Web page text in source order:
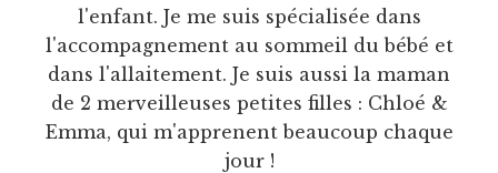
l'enfant. Je me suis spécialisée dans
l'accompagnement au sommeil du bébé et
dans l'allaitement. Je suis aussi la maman
de 2 merveilleuses petites filles : Chloé &
Emma, qui m'apprenent beaucoup chaque
jour !